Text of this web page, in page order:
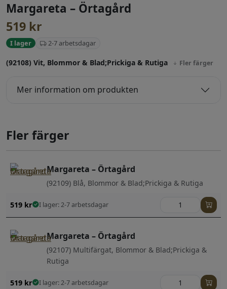
Margareta – Örtagård
519 kr
I lager 2-7 arbetsdagar
(92108) Vit, Blommor & Blad;Prickiga & Rutiga Fler färger
Mer information om produkten
Fler färger
Margareta – Örtagård
(92109) Blå, Blommor & Blad;Prickiga & Rutiga
519 kr I lager: 2-7 arbetsdagar
Margareta – Örtagård
(92107) Multifärgat, Blommor & Blad;Prickiga &
Rutiga
519 kr I lager: 2-7 arbetsdagar